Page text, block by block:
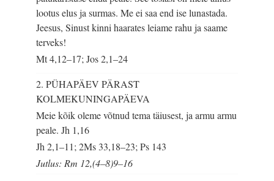
lootus elus ja surmas. Me ei saa end ise lunastada.
Jeesus, Sinust kinni haarates leiame rahu ja saame
terveks!
Mt 4,12–17; Jos 2,1–24
2. PÜHAPÄEV PÄRAST
KOLMEKUNINGAPÄEVA
Meie kõik oleme võtnud tema täiusest, ja armu armu
peale.Jh 1,16
Jh 2,1–11; 2Ms 33,18–23; Ps 143
Jutlus: Rm 12,(4–8)9–16